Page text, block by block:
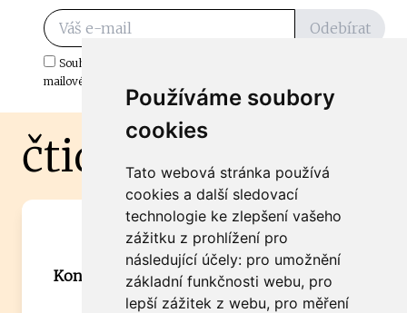
Používáme soubory
cookies
Tato webová stránka používá
cookies a další sledovací
technologie ke zlepšení vašeho
zážitku z prohlížení pro
následující účely: pro umožnění
základní funkčnosti webu, pro
lepší zážitek z webu, pro měření
Odebírat
Souhlasím s odběrem důležitých zpráv ze ČtiDoma.cz do mé e-
mailové schránky.
čtidoma.cz
Máte zajímavou informaci? Chcete
spolupracovat?
Kontaktujte šéfredaktora Martina Chalupu:
chalupa@ctidoma.cz